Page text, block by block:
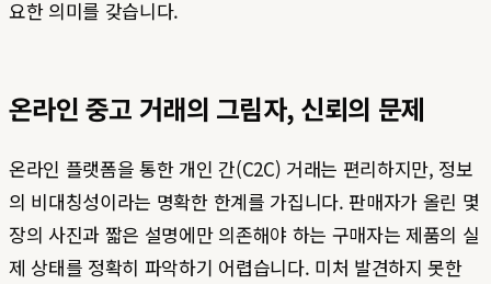
요한 의미를 갖습니다.
온라인 중고 거래의 그림자, 신뢰의 문제
온라인 플랫폼을 통한 개인 간(C2C) 거래는 편리하지만, 정보
의 비대칭성이라는 명확한 한계를 가집니다. 판매자가 올린 몇
장의 사진과 짧은 설명에만 의존해야 하는 구매자는 제품의 실
제 상태를 정확히 파악하기 어렵습니다. 미처 발견하지 못한